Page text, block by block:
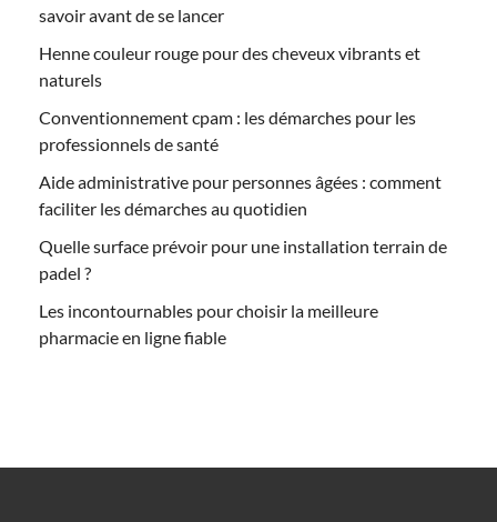
savoir avant de se lancer
Henne couleur rouge pour des cheveux vibrants et
naturels
Conventionnement cpam : les démarches pour les
professionnels de santé
Aide administrative pour personnes âgées : comment
faciliter les démarches au quotidien
Quelle surface prévoir pour une installation terrain de
padel ?
Les incontournables pour choisir la meilleure
pharmacie en ligne fiable